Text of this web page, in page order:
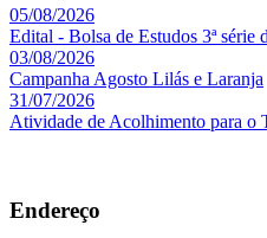
05/08/2026
Edital - Bolsa de Estudos 3ª série
03/08/2026
Campanha Agosto Lilás e Laranja
31/07/2026
Atividade de Acolhimento para o
Endereço